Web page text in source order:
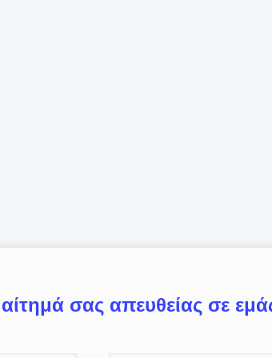
αίτημά σας απευθείας σε